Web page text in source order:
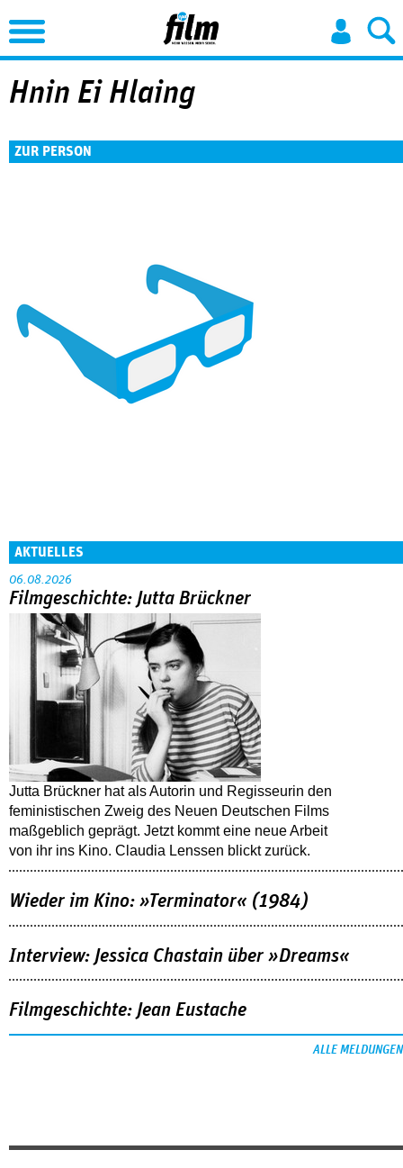
Jump to Navigation
Hnin Ei Hlaing
ZUR PERSON
AKTUELLES
06.08.2026
Filmgeschichte: Jutta Brückner
Jutta Brückner hat als Autorin und Regisseurin den
feministischen Zweig des Neuen Deutschen Films
maßgeblich geprägt. Jetzt kommt eine neue Arbeit
von ihr ins Kino. Claudia Lenssen blickt zurück.
Wieder im Kino: »Terminator« (1984)
Interview: Jessica Chastain über »Dreams«
Filmgeschichte: Jean Eustache
ALLE MELDUNGEN